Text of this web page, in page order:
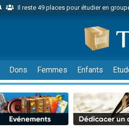
Il reste 49 places pour étudier en
2 personnes viennent de nous rejoindre
6 personnes viennent de nous rejoindre sur
4 personnes viennent de faire un don
2 personnes viennent de faire un don
17 personnes viennent de demander une
4 personnes viennent de nous rejoindre sur
Il reste 49 places pour étudier en
Dons Femmes Enfants